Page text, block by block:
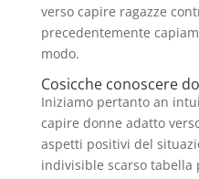
verso capire ragazze
precedentemente
modo.
Cosicche conoscere
Iniziamo pertanto an
capire donne adatto
aspetti positivi del
indivisible scarso tabella